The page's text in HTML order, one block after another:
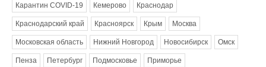
Карантин COVID-19 Кемерово Краснодар
Краснодарский край Красноярск Крым Москва
Московская область Нижний Новгород Новосибирск Омск
Пенза Петербург Подмосковье Приморье